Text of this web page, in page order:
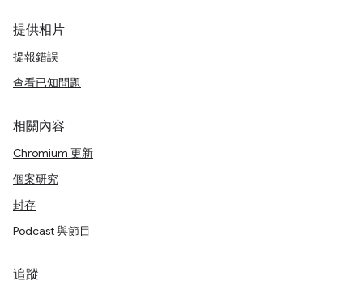
提供相片
提報錯誤
查看已知問題
相關內容
Chromium 更新
個案研究
封存
Podcast 與節目
追蹤